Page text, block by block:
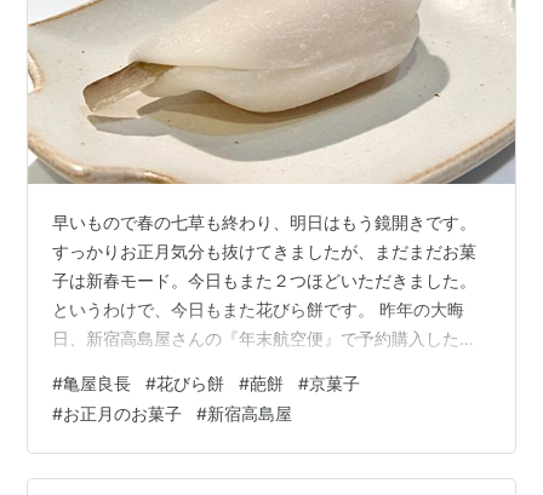
早いもので春の七草も終わり、明日はもう鏡開きです。
すっかりお正月気分も抜けてきましたが、まだまだお菓
子は新春モード。今日もまた２つほどいただきました。
というわけで、今日もまた花びら餅です。 昨年の大晦
日、新宿高島屋さんの『年末航空便』で予約購入した
はなんと言っても『烏羽玉』。 大好きで銘菓百選などで
見かけるとたまに購入していますが、実は他のお菓子に
関してはほとんど味わったことがないのに気づきまし
た。もちろん花びら餅は初めてでしたが、これがとって
#亀屋良長 #花びら餅 #葩餅 #京菓子
#お正月のお菓子 #新宿高島屋